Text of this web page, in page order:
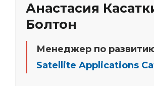
Анастасия
Болтон
Менеджер по
Satellite Applications